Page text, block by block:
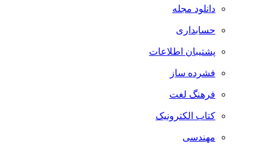
دانلود مجله
حسابداری
پشتیبان اطلاعات
فشرده ساز
فرهنگ لغت
کتاب الکترونیک
مهندسی